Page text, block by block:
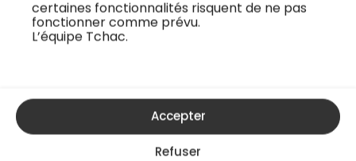
certaines fonctionnalités risquent de ne pas
fonctionner comme prévu.
L’équipe Tchac.
Accepter
Refuser
la plus populaire
4€par mois